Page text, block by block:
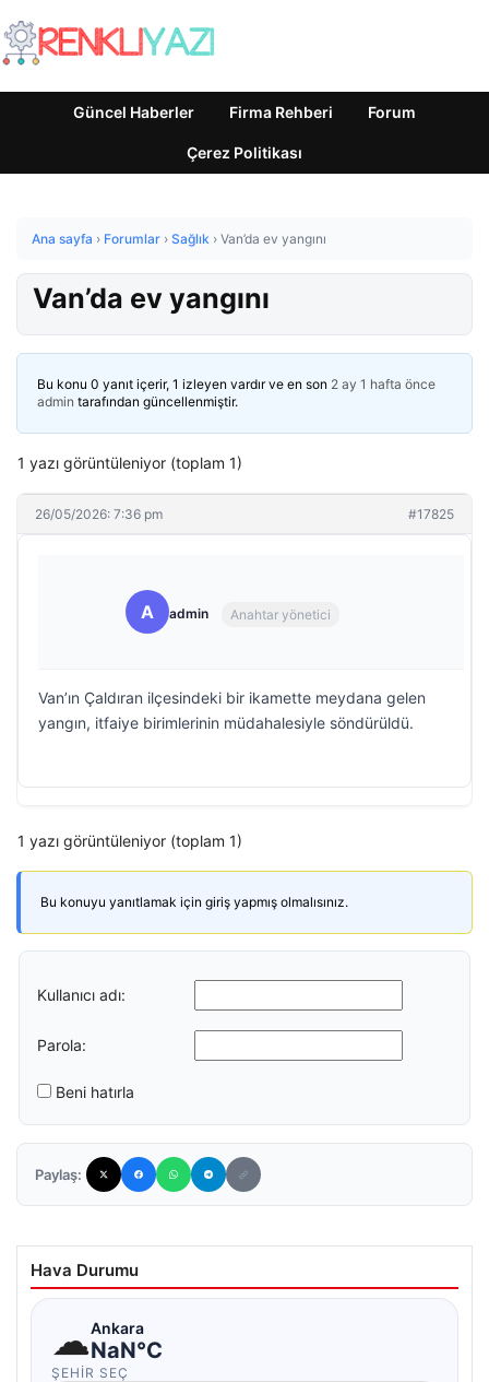
Güncel Haberler Firma Rehberi Forum
Çerez Politikası
Ana sayfa › Forumlar › Sağlık › Van’da ev yangını
Van’da ev yangını
Bu konu 0 yanıt içerir, 1 izleyen vardır ve en son 2 ay 1 hafta önce
admin tarafından güncellenmiştir.
1 yazı görüntüleniyor (toplam 1)
26/05/2026: 7:36 pm #17825
A admin Anahtar yönetici
Van’ın Çaldıran ilçesindeki bir ikamette meydana gelen
yangın, itfaiye birimlerinin müdahalesiyle söndürüldü.
1 yazı görüntüleniyor (toplam 1)
Bu konuyu yanıtlamak için giriş yapmış olmalısınız.
Kullanıcı adı:
Parola:
Beni hatırla
Paylaş:
Hava Durumu
☁Ankara
NaN°C
ŞEHIR SEÇ